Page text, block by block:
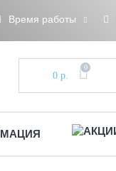
Время работы
0 р.
0